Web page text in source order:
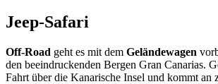
Jeep-Safari
Off-Road geht es mit dem Geländewagen
den beeindruckenden Bergen Gran Canarias.
Fahrt über die Kanarische Insel und kommt an